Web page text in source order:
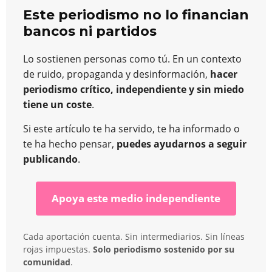
Este periodismo no lo financian
bancos ni partidos
Lo sostienen personas como tú. En un contexto
de ruido, propaganda y desinformación, hacer
periodismo crítico, independiente y sin miedo
tiene un coste.
Si este artículo te ha servido, te ha informado o
te ha hecho pensar, puedes ayudarnos a seguir
publicando.
Apoya este medio independiente
Cada aportación cuenta. Sin intermediarios. Sin líneas
rojas impuestas. Solo periodismo sostenido por su
comunidad.